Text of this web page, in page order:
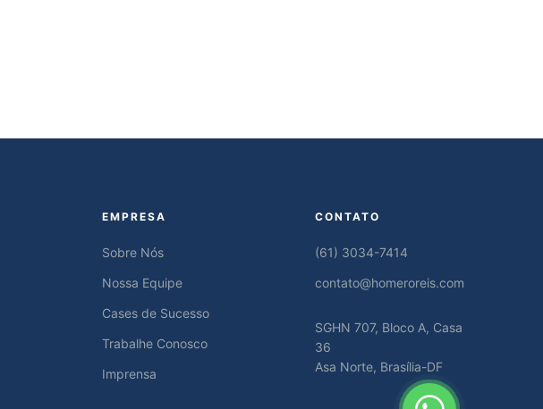
EMPRESA
Sobre Nós
Nossa Equipe
Cases de Sucesso
Trabalhe Conosco
Imprensa
CONTATO
(61) 3034-7414
contato@homeroreis.com
SGHN 707, Bloco A, Casa
36
Asa Norte, Brasília-DF